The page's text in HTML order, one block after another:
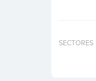
SECTORES